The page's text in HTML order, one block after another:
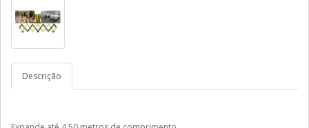
Descrição